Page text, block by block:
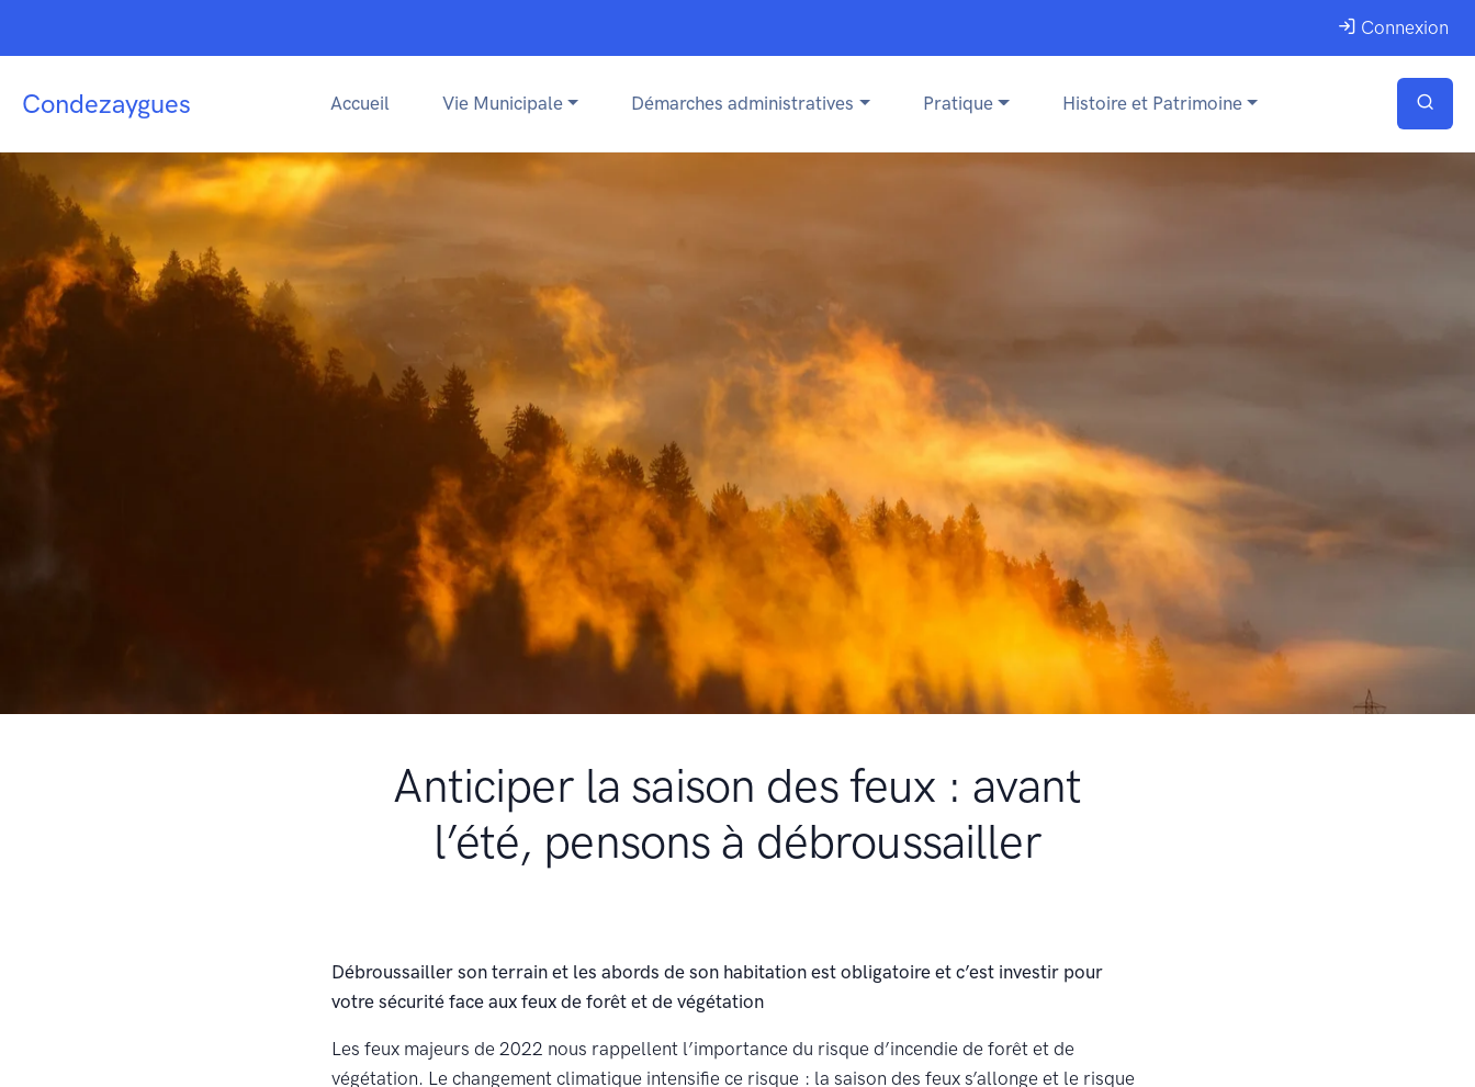
Connexion
Condezaygues Accueil Vie Municipale Démarches administratives Pratique Histoire et Patrimoine
Anticiper la saison des feux : avant
l’été, pensons à débroussailler
Débroussailler son terrain et les abords de son habitation est obligatoire et c’est investir pour
votre sécurité face aux feux de forêt et de végétation
Les feux majeurs de 2022 nous rappellent l’importance du risque d’incendie de forêt et de
végétation. Le changement climatique intensifie ce risque : la saison des feux s’allonge et le risque